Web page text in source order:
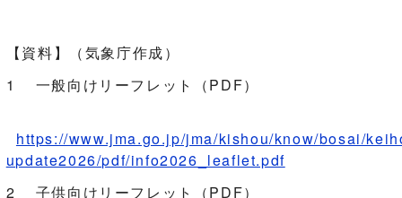
【資料】（気象庁作成）
1 一般向けリーフレット（PDF）
https://www.jma.go.jp/jma/kishou/know/bosai/
update2026/pdf/info2026_leaflet.pdf
2 子供向けリーフレット（PDF）